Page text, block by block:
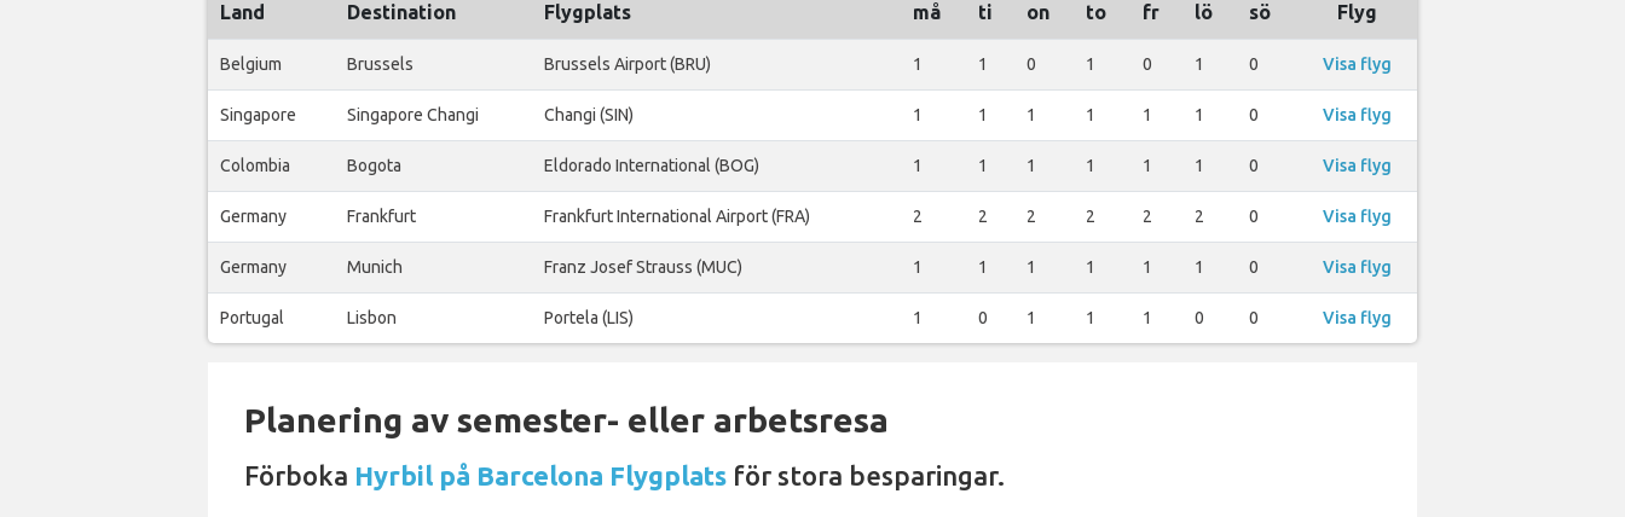
Land Destination Flygplats må ti on to fr lö sö Flyg
Belgium Brussels Brussels Airport (BRU) 1 1 0 1 0 1 0 Visa flyg
Singapore Singapore Changi Changi (SIN) 1 1 1 1 1 1 0 Visa flyg
Colombia Bogota Eldorado International (BOG) 1 1 1 1 1 1 0 Visa flyg
Germany Frankfurt Frankfurt International Airport (FRA) 2 2 2 2 2 2 0 Visa flyg
Germany Munich Franz Josef Strauss (MUC) 1 1 1 1 1 1 0 Visa flyg
Portugal Lisbon Portela (LIS) 1 0 1 1 1 0 0 Visa flyg
Planering av semester- eller arbetsresa
Förboka Hyrbil på Barcelona Flygplats för stora besparingar.